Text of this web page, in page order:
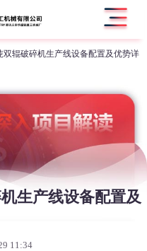
双辊破碎机生产线设备配置及优势详
生产线设备配置及
11:34